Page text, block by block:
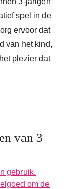
spel in de
ervoor dat
van het kind,
plezier dat
van 3
gebruik.
om de